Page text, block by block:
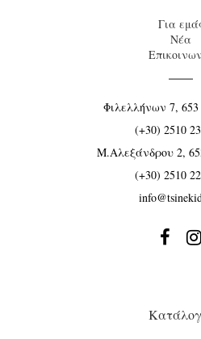
Για
Νέα
Φιλελλήνων 7,
(+30) 2510
Μ.Αλεξάνδρου 2,
(+30) 2510
 